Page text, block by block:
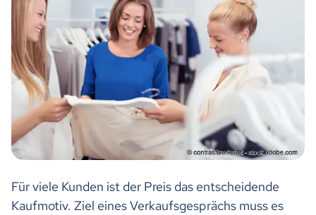
Für viele Kunden ist der Preis das entscheidende
Kaufmotiv. Ziel eines Verkaufsgesprächs muss es